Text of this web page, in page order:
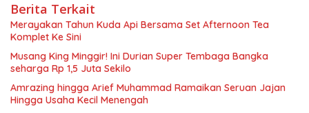
Berita Terkait
Merayakan Tahun Kuda Api Bersama Set Afternoon Tea
Komplet Ke Sini
Musang King Minggir! Ini Durian Super Tembaga Bangka
seharga Rp 1,5 Juta Sekilo
Amrazing hingga Arief Muhammad Ramaikan Seruan Jajan
Hingga Usaha Kecil Menengah